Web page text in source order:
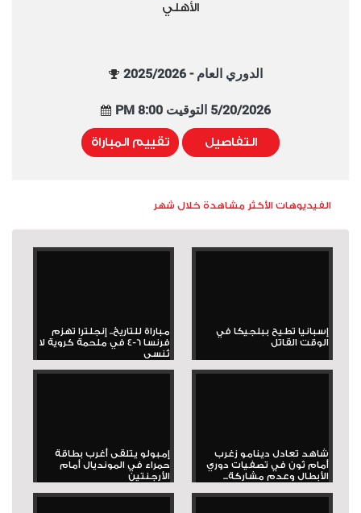
الأهلي
الدوري العام - 2025/2026
5/20/2026 التوقيت 8:00 PM
التفاصيل تقييم المباراة
الفيديوهات الأكثر مشاهدة خلال شهر
إسبانيا تطيح ببلجيكا في
الوقت القاتل
مباراة للتاريخ.. إنجلترا تهزم
فرنسا 6-4 في ملحمة كروية لا
تُنسى
شاهد تعادل دينامو زغرب
أمام ثون في تصفيات دوري
الأبطال وعدم مشاركة...
إمبولو يتلقى أغرب بطاقة
حمراء في المونديال أمام
الأرجنتين